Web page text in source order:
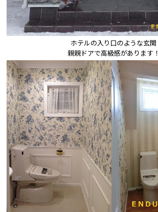
ホテルの入り口のような玄関
親親ドアで高級感があります！